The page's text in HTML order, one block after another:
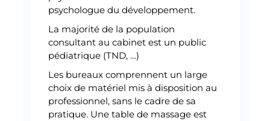
psychologue du développement.
La majorité de la population
consultant au cabinet est un public
pédiatrique (TND, …)
Les bureaux comprennent un large
choix de matériel mis à disposition au
professionnel, sans le cadre de sa
pratique. Une table de massage est